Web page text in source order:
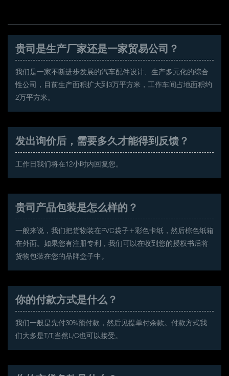
贵司是生产厂家还是一家贸易公司？
我们是一家不断进步发展的汽车配件设计、生产多元化的综合
性公司，目前生产面积扩大到3万平方米，工作车间占地面积约
2万平方米。
发出询价后，需要多久才能得到反馈？
工作日我们将在12小时内回复您。
贵司产品包装是怎么样的？
一般来说，我们把货物装在PVC袋子+彩色卡纸，然后棕色纸箱
在外面。如果您有注册专利，我们可以在收到您的授权书后将
货物包装在您的品牌盒子中。
你的付款方式是什么？
我们一般是先付30%预付款，然后见提单付余款。付款方式我
们大多是T/T,当然L/C也可以接受。